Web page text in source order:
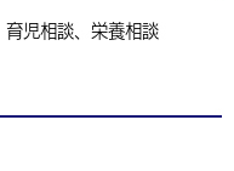
育児相談、栄養相談